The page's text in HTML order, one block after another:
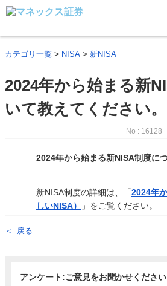
カテゴリ一覧 > NISA > 新NISA
2024年から始まる新
いて教えてください。
No : 16128
2024年から始まる新NISA制度に
新NISA制度の詳細は、「2024年
しいNISA）
」をご覧ください。
戻る
アンケート:ご意見をお聞かせください